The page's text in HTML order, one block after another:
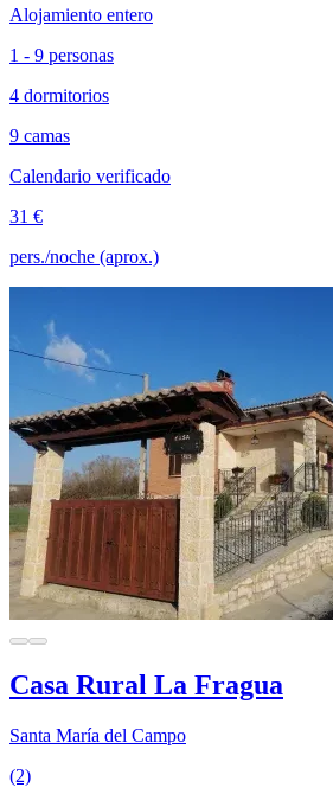
Alojamiento entero
1 - 9 personas
4 dormitorios
9 camas
Calendario verificado
31 €
pers./noche (aprox.)
Casa Rural La Fragua
Santa María del Campo
(2)